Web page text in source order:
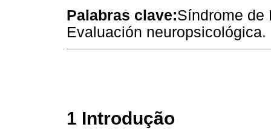
Palabras clave:Síndrome de
Evaluación
1 Introdução